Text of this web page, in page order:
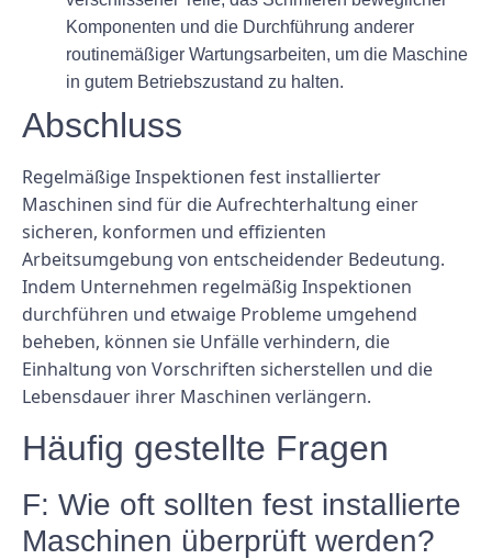
Komponenten und die Durchführung anderer
routinemäßiger Wartungsarbeiten, um die Maschine
in gutem Betriebszustand zu halten.
Abschluss
Regelmäßige Inspektionen fest installierter
Maschinen sind für die Aufrechterhaltung einer
sicheren, konformen und effizienten
Arbeitsumgebung von entscheidender Bedeutung.
Indem Unternehmen regelmäßig Inspektionen
durchführen und etwaige Probleme umgehend
beheben, können sie Unfälle verhindern, die
Einhaltung von Vorschriften sicherstellen und die
Lebensdauer ihrer Maschinen verlängern.
Häufig gestellte Fragen
F: Wie oft sollten fest installierte
Maschinen überprüft werden?